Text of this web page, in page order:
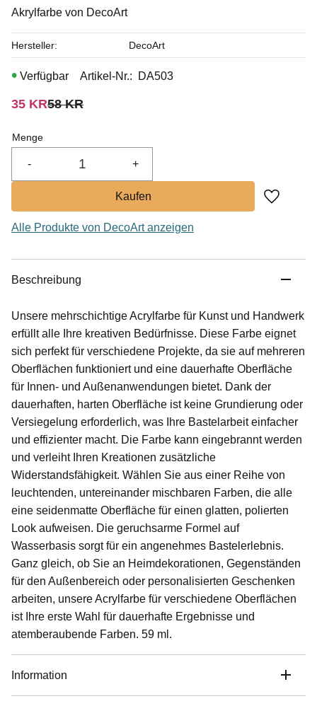
Akrylfarbe von DecoArt
Reduzierter Preis:
35 KRUrsprünglicher Preis:
58KR
Menge
+
-
Zu
Artikel-Nr. DA503
Hersteller DecoArt
Alle Produkte von DecoArt anzeigen
Beschreibung
Unsere mehrschichtige Acrylfarbe für Kunst und Handwerk
erfüllt alle Ihre kreativen Bedürfnisse. Diese Farbe eignet
sich perfekt für verschiedene Projekte, da sie auf mehreren
Oberflächen funktioniert und eine dauerhafte Oberfläche
für Innen- und Außenanwendungen bietet. Dank der
dauerhaften, harten Oberfläche ist keine Grundierung oder
Versiegelung erforderlich, was Ihre Bastelarbeit einfacher
und effizienter macht. Die Farbe kann eingebrannt werden
und verleiht Ihren Kreationen zusätzliche
Widerstandsfähigkeit. Wählen Sie aus einer Reihe von
leuchtenden, untereinander mischbaren Farben, die alle
eine seidenmatte Oberfläche für einen glatten, polierten
Look aufweisen. Die geruchsarme Formel auf
Wasserbasis sorgt für ein angenehmes Bastelerlebnis.
Ganz gleich, ob Sie an Heimdekorationen, Gegenständen
für den Außenbereich oder personalisierten Geschenken
arbeiten, unsere Acrylfarbe für verschiedene Oberflächen
ist Ihre erste Wahl für dauerhafte Ergebnisse und
atemberaubende Farben. 59 ml.
Information